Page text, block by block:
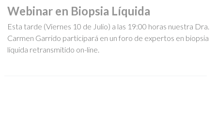
Webinar en Biopsia Líquida
Esta tarde (Viernes 10 de Julio) a las 19:00 horas nuestra Dra.
Carmen Garrido participará en un foro de expertos en biopsia
líquida retransmitido on-line.